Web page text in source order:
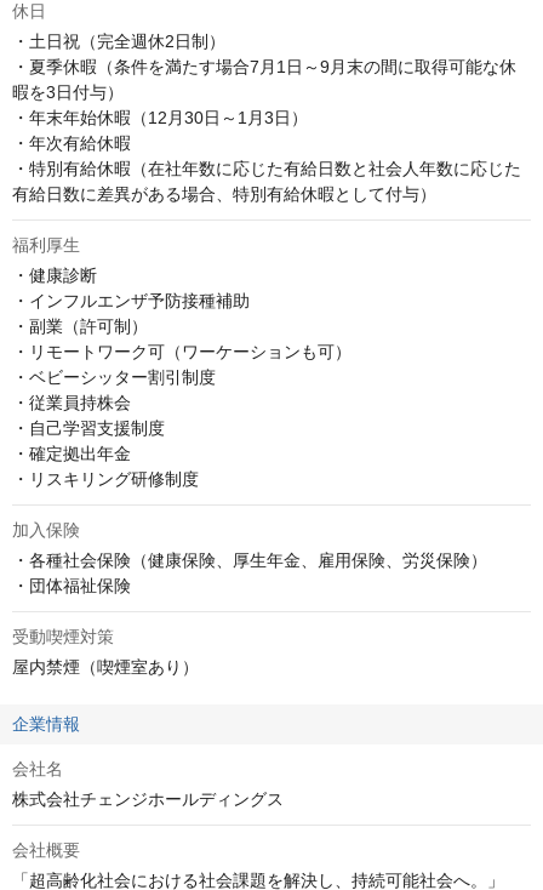
休日
・土日祝（完全週休2日制）
・夏季休暇（条件を満たす場合7月1日～9月末の間に取得可能な休
暇を3日付与）
・年末年始休暇（12月30日～1月3日）
・年次有給休暇
・特別有給休暇（在社年数に応じた有給日数と社会人年数に応じた
有給日数に差異がある場合、特別有給休暇として付与）
福利厚生
・健康診断
・インフルエンザ予防接種補助
・副業（許可制）
・リモートワーク可（ワーケーションも可）
・ベビーシッター割引制度
・従業員持株会
・自己学習支援制度
・確定拠出年金
・リスキリング研修制度
加入保険
・各種社会保険（健康保険、厚生年金、雇用保険、労災保険）
・団体福祉保険
受動喫煙対策
屋内禁煙（喫煙室あり）
企業情報
会社名
株式会社チェンジホールディングス
会社概要
「超高齢化社会における社会課題を解決し、持続可能社会へ。」